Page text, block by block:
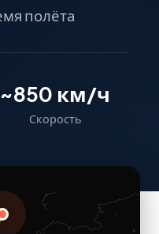
полёта
~850 км/ч
Скорость